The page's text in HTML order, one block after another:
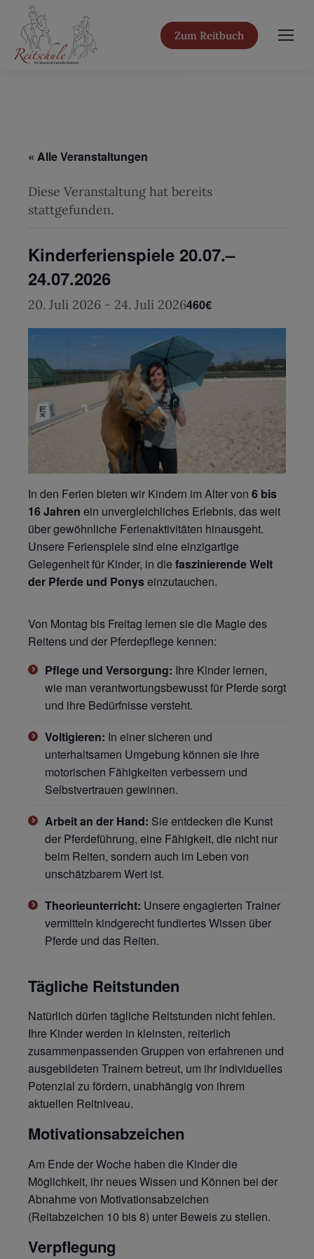
Zum Reitbuch
« Alle Veranstaltungen
Diese Veranstaltung hat bereits
stattgefunden.
Kinderferienspiele 20.07.–
24.07.2026
20. Juli 2026 - 24. Juli 2026460€
In den Ferien bieten wir Kindern im Alter von 6 bis
16 Jahren ein unvergleichliches Erlebnis, das weit
über gewöhnliche Ferienaktivitäten hinausgeht.
Unsere Ferienspiele sind eine einzigartige
Gelegenheit für Kinder, in die faszinierende Welt
der Pferde und Ponyseinzutauchen.
Von Montag bis Freitag lernen sie die Magie des
Reitens und der Pferdepflege kennen:
Pflege und Versorgung: Ihre Kinder lernen,
wie man verantwortungsbewusst für Pferde sorgt
und ihre Bedürfnisse versteht.
Voltigieren: In einer sicheren und
unterhaltsamen Umgebung können sie ihre
motorischen Fähigkeiten verbessern und
Selbstvertrauen gewinnen.
Arbeit an der Hand: Sie entdecken die Kunst
der Pferdeführung, eine Fähigkeit, die nicht nur
beim Reiten, sondern auch im Leben von
unschätzbarem Wert ist.
Theorieunterricht: Unsere engagierten Trainer
vermitteln kindgerecht fundiertes Wissen über
Pferde und das Reiten.
Tägliche Reitstunden
Natürlich dürfen tägliche Reitstunden nicht fehlen.
Ihre Kinder werden in kleinsten, reiterlich
zusammenpassenden Gruppen von erfahrenen und
ausgebildeten Trainern betreut, um ihr individuelles
Potenzial zu fördern, unabhängig von ihrem
aktuellen Reitniveau.
Motivationsabzeichen
Am Ende der Woche haben die Kinder die
Möglichkeit, ihr neues Wissen und Können bei der
Abnahme von Motivationsabzeichen
(Reitabzeichen 10 bis 8) unter Beweis zu stellen.
Verpflegung